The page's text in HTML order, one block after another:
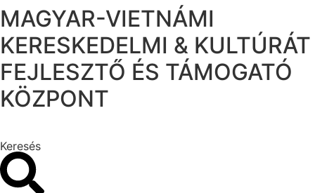
Ugrás
a
tartalomhoz
MAGYAR-VIETNÁMI
KERESKEDELMI & KULTÚRÁT
FEJLESZTŐ ÉS TÁMOGATÓ
KÖZPONT
Keresés